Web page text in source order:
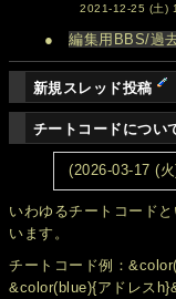
2021-12-25 (土)
●編集用BBS/過
新規スレッド投稿
チートコードについ
(2026-03-17 (
いわゆるチートコード
います。
チートコード例：
&color(blue){アドレス